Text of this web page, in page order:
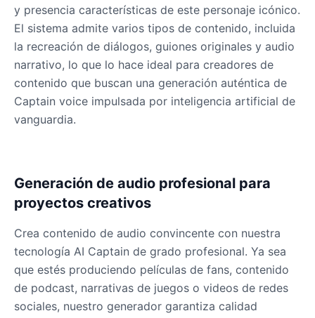
y presencia características de este personaje icónico.
El sistema admite varios tipos de contenido, incluida
la recreación de diálogos, guiones originales y audio
narrativo, lo que lo hace ideal para creadores de
contenido que buscan una generación auténtica de
Captain voice impulsada por inteligencia artificial de
vanguardia.
Generación de audio profesional para
proyectos creativos
Crea contenido de audio convincente con nuestra
tecnología AI Captain de grado profesional. Ya sea
que estés produciendo películas de fans, contenido
de podcast, narrativas de juegos o videos de redes
sociales, nuestro generador garantiza calidad